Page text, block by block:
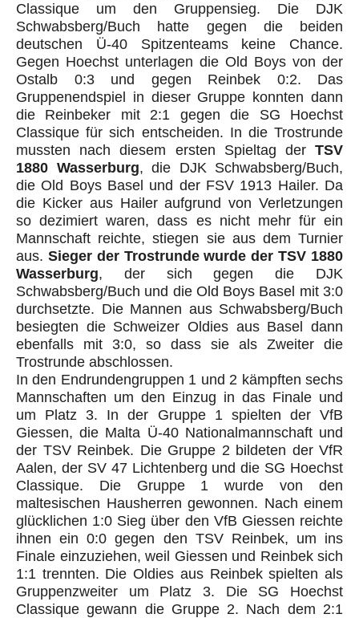
Classique um den Gruppensieg. Die DJK
Schwabsberg/Buch hatte gegen die beiden
deutschen Ü-40 Spitzenteams keine Chance.
Gegen Hoechst unterlagen die Old Boys von der
Ostalb 0:3 und gegen Reinbek 0:2. Das
Gruppenendspiel in dieser Gruppe konnten dann
die Reinbeker mit 2:1 gegen die SG Hoechst
Classique für sich entscheiden. In die Trostrunde
mussten nach diesem ersten Spieltag der TSV
1880 Wasserburg, die DJK Schwabsberg/Buch,
die Old Boys Basel und der FSV 1913 Hailer. Da
die Kicker aus Hailer aufgrund von Verletzungen
so dezimiert waren, dass es nicht mehr für ein
Mannschaft reichte, stiegen sie aus dem Turnier
aus. Sieger der Trostrunde wurde der TSV 1880
Wasserburg, der sich gegen die DJK
Schwabsberg/Buch und die Old Boys Basel mit 3:0
durchsetzte. Die Mannen aus Schwabsberg/Buch
besiegten die Schweizer Oldies aus Basel dann
ebenfalls mit 3:0, so dass sie als Zweiter die
Trostrunde abschlossen.
In den Endrundengruppen 1 und 2 kämpften sechs
Mannschaften um den Einzug in das Finale und
um Platz 3. In der Gruppe 1 spielten der VfB
Giessen, die Malta Ü-40 Nationalmannschaft und
der TSV Reinbek. Die Gruppe 2 bildeten der VfR
Aalen, der SV 47 Lichtenberg und die SG Hoechst
Classique. Die Gruppe 1 wurde von den
maltesischen Hausherren gewonnen. Nach einem
glücklichen 1:0 Sieg über den VfB Giessen reichte
ihnen ein 0:0 gegen den TSV Reinbek, um ins
Finale einzuziehen, weil Giessen und Reinbek sich
1:1 trennten. Die Oldies aus Reinbek spielten als
Gruppenzweiter um Platz 3. Die SG Hoechst
Classique gewann die Gruppe 2. Nach dem 2:1